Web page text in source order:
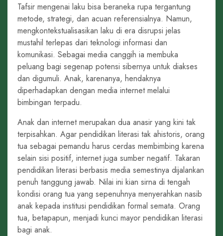
Tafsir mengenai laku bisa beraneka rupa tergantung
metode, strategi, dan acuan referensialnya. Namun,
mengkontekstualisasikan laku di era disrupsi jelas
mustahil terlepas dari teknologi informasi dan
komunikasi. Sebagai media canggih ia membuka
peluang bagi segenap potensi sibernya untuk diakses
dan digumuli. Anak, karenanya, hendaknya
diperhadapkan dengan media internet melalui
bimbingan terpadu.
Anak dan internet merupakan dua anasir yang kini tak
terpisahkan. Agar pendidikan literasi tak ahistoris, orang
tua sebagai pemandu harus cerdas membimbing karena
selain sisi positif, internet juga sumber negatif. Takaran
pendidikan literasi berbasis media semestinya dijalankan
penuh tanggung jawab. Nilai ini kian sirna di tengah
kondisi orang tua yang sepenuhnya menyerahkan nasib
anak kepada institusi pendidikan formal semata. Orang
tua, betapapun, menjadi kunci mayor pendidikan literasi
bagi anak.